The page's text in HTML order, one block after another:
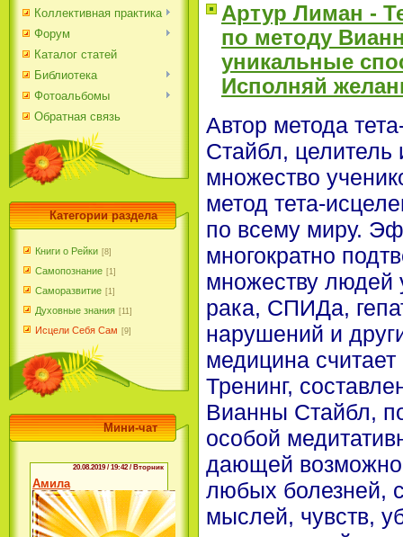
Коллективная практика
Форум
Каталог статей
Библиотека
Фотоальбомы
Обратная связь
Категории раздела
Книги о Рейки [8]
Самопознание [1]
Саморазвитие [1]
Духовные знания [11]
Исцели Себя Сам [9]
Мини-чат
Артур Лиман -
по методу
уникальные
Исполняй
Автор метода
Стайбл, целитель
множество
метод тета-
по всему миру.
многократно
множеству людей
рака, СПИДа,
нарушений и
медицина
Тренинг,
Вианны Стайбл,
особой
дающей
любых болезней,
мыслей, чувств,